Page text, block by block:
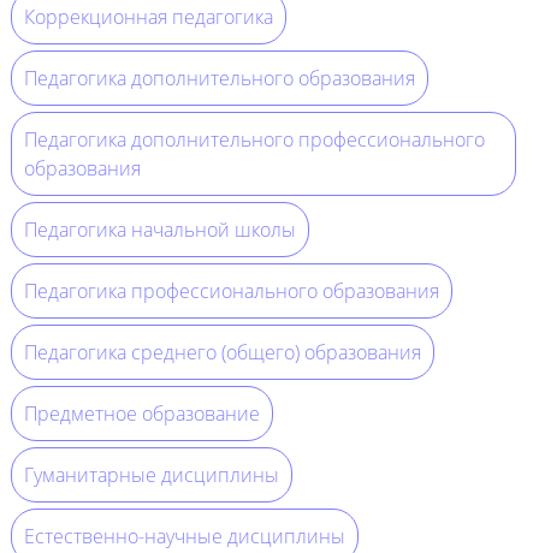
Коррекционная педагогика
Педагогика дополнительного образования
Педагогика дополнительного профессионального
образования
Педагогика начальной школы
Педагогика профессионального образования
Педагогика среднего (общего) образования
Предметное образование
Гуманитарные дисциплины
Естественно-научные дисциплины